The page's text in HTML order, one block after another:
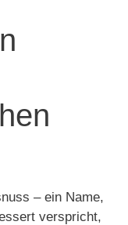
– ein Name,
verspricht,